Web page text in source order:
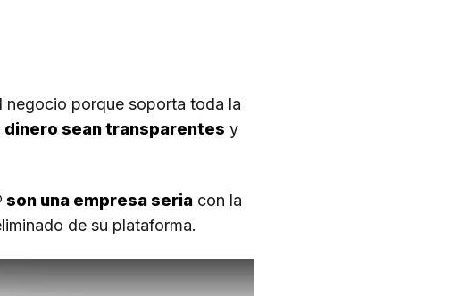
negocio porque soporta toda la
sean transparentes y
una empresa seria con la
de su plataforma.